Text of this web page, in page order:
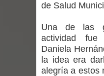
ministra de
Linares:
Seremi
mantiene
de Salud
Una de las
actividad fue
Daniela
la idea era
alegría a estos